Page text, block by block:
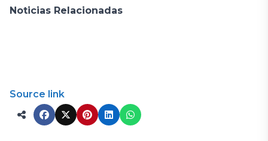
Noticias Relacionadas
Source link